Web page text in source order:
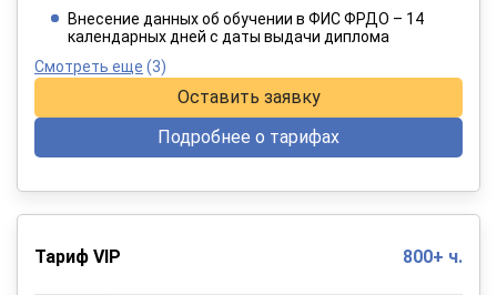
При оплате в рассрочку на 12 месяцев
Внесение данных об обучении в ФИС ФРДО – 14
календарных дней с даты выдачи диплома
Смотреть еще (3)
Оставить заявку
Подробнее о тарифах
Тариф VIP 800+ ч.